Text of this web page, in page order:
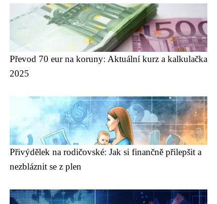
Převod 70 eur na koruny: Aktuální kurz a kalkulačka
2025
Přivýdělek na rodičovské: Jak si finančně přilepšit a
nezbláznit se z plen